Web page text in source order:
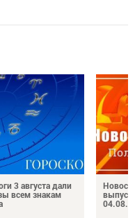
3 августа дали
всем знакам